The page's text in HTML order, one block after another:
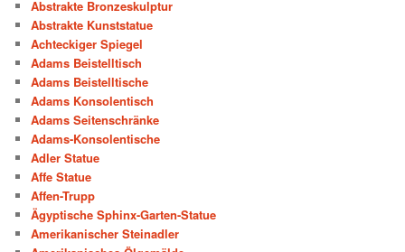
Abstrakte Bronzeskulptur
Abstrakte Kunststatue
Achteckiger Spiegel
Adams Beistelltisch
Adams Beistelltische
Adams Konsolentisch
Adams Seitenschränke
Adams-Konsolentische
Adler Statue
Affe Statue
Affen-Trupp
Ägyptische Sphinx-Garten-Statue
Amerikanischer Steinadler